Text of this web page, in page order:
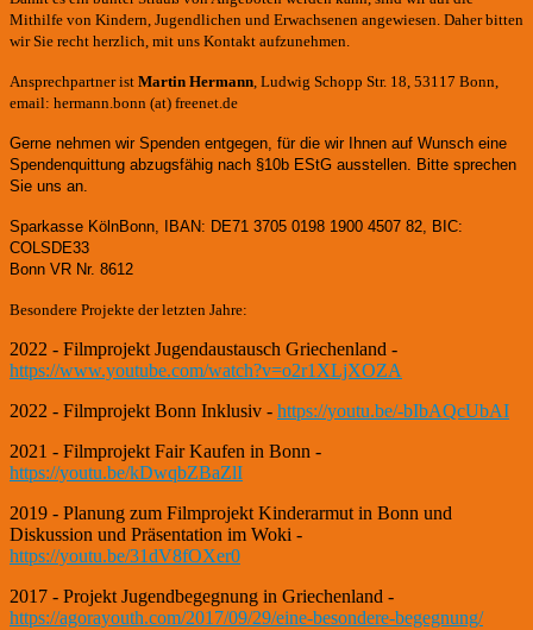
Mithilfe von Kindern, Jugendlichen und Erwachsenen angewiesen. Daher bitten
wir Sie recht herzlich, mit uns Kontakt aufzunehmen.
Ansprechpartner ist Martin Hermann , Ludwig Schopp Str. 18, 53117 Bonn,
email: hermann.bonn (at) freenet.de
Gerne nehmen wir Spenden entgegen, für die wir Ihnen auf Wunsch eine
Spendenquittung abzugsfähig nach §10b EStG ausstellen. Bitte sprechen
Sie uns an.
Sparkasse KölnBonn, IBAN: DE71 3705 0198 1900 4507 82, BIC:
COLSDE33
Bonn VR Nr. 8612
Besondere Projekte der letzten Jahre:
2022 - Filmprojekt Jugendaustausch Griechenland -
https://www.youtube.com/watch?v=o2r1XLjXOZA
2022 - Filmprojekt Bonn Inklusiv - https://youtu.be/-bIbAQcUbAI
2021 - Filmprojekt Fair Kaufen in Bonn -
https://youtu.be/kDwqbZBaZlI
2019 - Planung zum Filmprojekt Kinderarmut in Bonn und
Diskussion und Präsentation im Woki -
https://youtu.be/31dV8fOXer0
2017 - Projekt Jugendbegegnung in Griechenland -
https://agorayouth.com/2017/09/29/eine-besondere-begegnung/